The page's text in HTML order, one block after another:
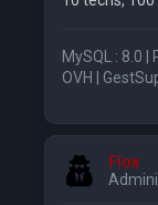
MySQL : 8.0
OVH |
Flox